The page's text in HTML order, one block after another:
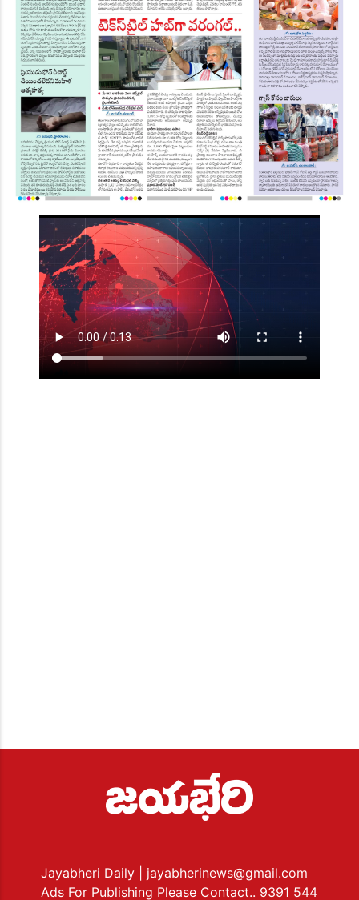
Jayabheri Daily
| jayabherinews@gmail.com
Ads For Publishing Please Contact.. 9391 544